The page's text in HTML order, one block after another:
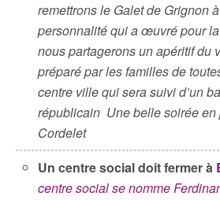
remettrons le Galet de Grignon
personnalité qui a œuvré pour
nous partagerons un apéritif du
préparé par les familles de
centre ville qui sera suivi d’un
républicain Une belle soirée en
Cordelet
Un centre social doit fermer à
centre social se nomme